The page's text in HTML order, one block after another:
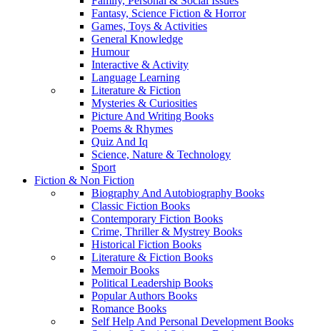
Fantasy, Science Fiction & Horror
Games, Toys & Activities
General Knowledge
Humour
Interactive & Activity
Language Learning
Literature & Fiction
Mysteries & Curiosities
Picture And Writing Books
Poems & Rhymes
Quiz And Iq
Science, Nature & Technology
Sport
Fiction & Non Fiction
Biography And Autobiography Books
Classic Fiction Books
Contemporary Fiction Books
Crime, Thriller & Mystrey Books
Historical Fiction Books
Literature & Fiction Books
Memoir Books
Political Leadership Books
Popular Authors Books
Romance Books
Self Help And Personal Development Books